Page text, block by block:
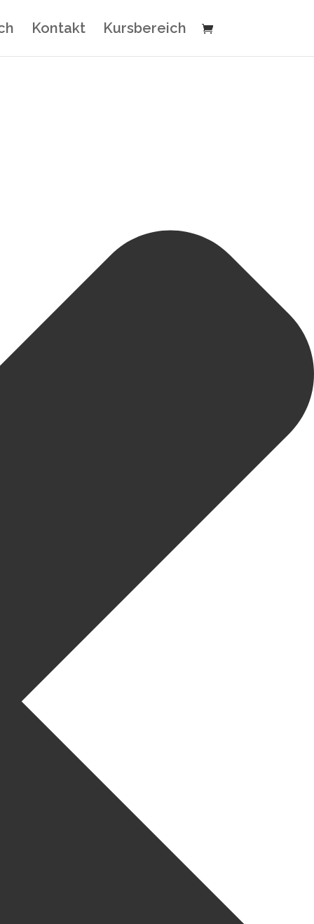
Kontakt Kursbereich